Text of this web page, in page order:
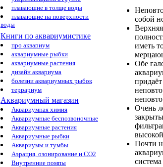
плавающие в толще воды
плавающие на поверхности
воды
Книги по аквариумистике
про аквариум
аквариумные рыбки
аквариумные растения
дизайн аквариума
болезни аквариумных рыбок
террариум
Аквариумный магазин
Аквариумная химия
Аквариумные беспозвоночные
Аквариумные растения
Аквариумные рыбки
Аквариумы и тумбы
Аэрация, озонирование и CO2
Внутренние помпы
собой
иметь
Обе
Очень
Почти
система